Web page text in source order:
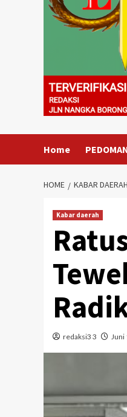
Home
HOME KABAR DAERAH
Kabar daerah
redaksi3 3 Juni